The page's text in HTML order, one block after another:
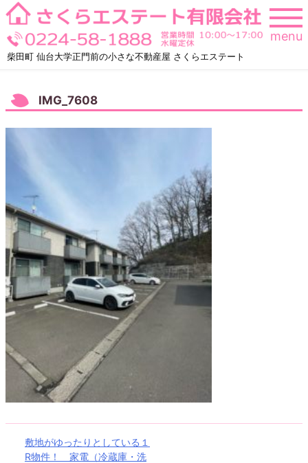
Skip
to
content
柴田町 仙台大学正門前の小さな不動産屋 さくらエステート
menu
IMG_7608
敷地がゆったりとしている１
R物件！ 家電（冷蔵庫・洗